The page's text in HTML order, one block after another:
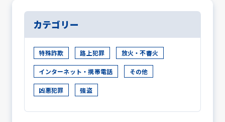
カテゴリー
特殊詐欺 路上犯罪 放火・不審火
インターネット・携帯電話 その他
凶悪犯罪 強盗